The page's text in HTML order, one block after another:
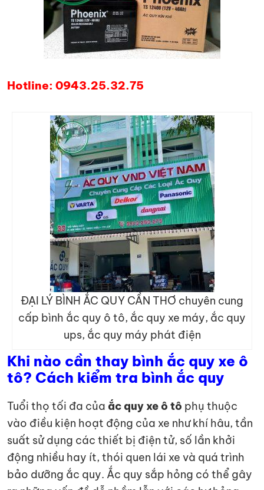
Hotline: 0943.25.32.75
ĐẠI LÝ BÌNH ẮC QUY CẦN THƠ chuyên cung
cấp bình ắc quy ô tô, ắc quy xe máy, ắc quy
ups, ắc quy máy phát điện
Khi nào cần thay bình ắc quy xe ô
tô? Cách kiểm tra bình ắc quy
Tuổi thọ tối đa của ắc quy xe ô tô phụ thuộc
vào điều kiện hoạt động của xe như khí hâu, tần
suất sử dụng các thiết bị điện tử, số lần khởi
động nhiều hay ít, thói quen lái xe và quá trình
bảo dưỡng ắc quy. Ắc quy sắp hỏng có thể gây